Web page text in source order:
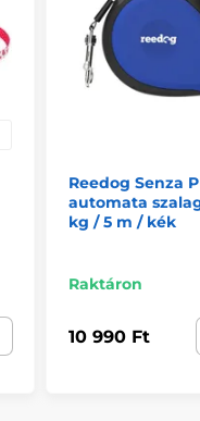
Reedog Senza
automata
kg / 5 m / kék
Raktáron
10 990 Ft